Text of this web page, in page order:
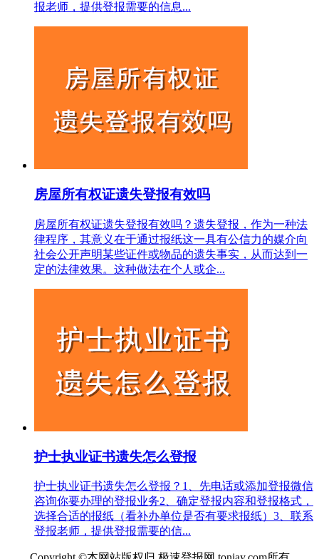
报老师，提供登报需要的信息...
房屋所有权证遗失登报有效吗
房屋所有权证遗失登报有效吗？遗失登报，作为一种法
律程序，其意义在于通过报纸这一具有公信力的媒介向
社会公开声明某些证件或物品的遗失事实，从而达到一
定的法律效果。这种做法在个人或企...
护士执业证书遗失怎么登报
护士执业证书遗失怎么登报？1、先电话或添加登报微信
咨询你要办理的登报业务2、确定登报内容和登报格式，
选择合适的报纸（看补办单位是否有要求报纸）3、联系
登报老师，提供登报需要的信...